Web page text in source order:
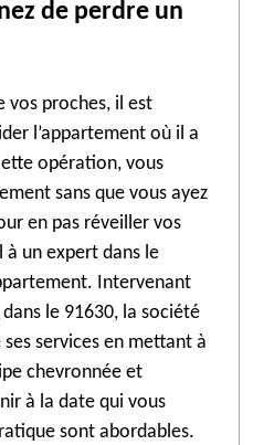
de perdre un
vos proches, il est
l’appartement où il a
opération, vous
sans que vous ayez
en pas réveiller vos
à un expert dans le
Intervenant
le 91630, la société
services en mettant à
chevronnée et
à la date qui vous
sont abordables.